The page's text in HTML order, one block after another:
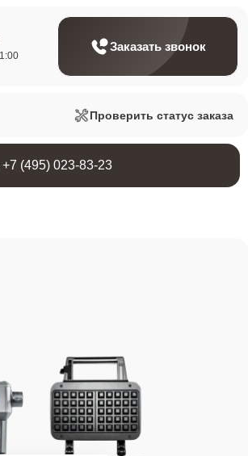
Заказать звонок
Проверить статус заказа
(495) 023-83-23